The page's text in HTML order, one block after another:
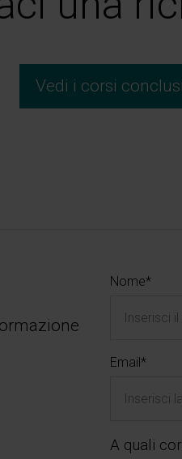
Vedi i corsi conclusi
Nome*
Email*
A quali